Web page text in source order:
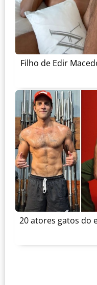
Filho de Edir
20 atores gatos do